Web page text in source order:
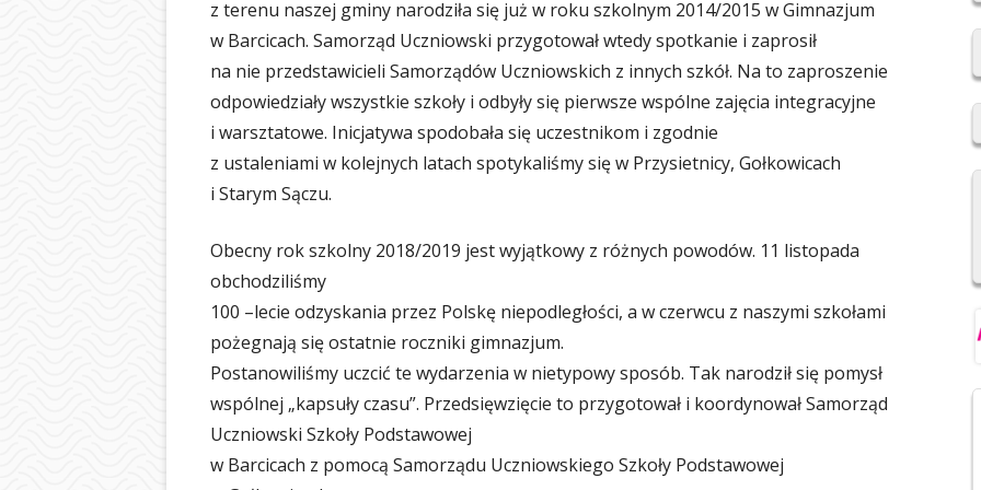
BIBLIOTEKA
PIELĘGNIARKA
ŚWIEBOCKIEGO W BARCICACH
LOGOTYP
2019/2020
REKRUTACJA DO SZKÓŁ
z terenu naszej gminy narodziła się już w roku szkolnym 2014/2015 w Gimnazjum
w Barcicach. Samorząd Uczniowski przygotował wtedy spotkanie i zaprosił
na nie przedstawicieli Samorządów Uczniowskich z innych szkół. Na to zaproszenie
odpowiedziały wszystkie szkoły i odbyły się pierwsze wspólne zajęcia integracyjne
i warsztatowe. Inicjatywa spodobała się uczestnikom i zgodnie
z ustaleniami w kolejnych latach spotykaliśmy się w Przysietnicy, Gołkowicach
i Starym Sączu.
Obecny rok szkolny 2018/2019 jest wyjątkowy z różnych powodów. 11 listopada
obchodziliśmy
100 –lecie odzyskania przez Polskę niepodległości, a w czerwcu z naszymi szkołami
pożegnają się ostatnie roczniki gimnazjum.
Postanowiliśmy uczcić te wydarzenia w nietypowy sposób. Tak narodził się pomysł
wspólnej „kapsuły czasu”. Przedsięwzięcie to przygotował i koordynował Samorząd
Uczniowski Szkoły Podstawowej
w Barcicach z pomocą Samorządu Uczniowskiego Szkoły Podstawowej